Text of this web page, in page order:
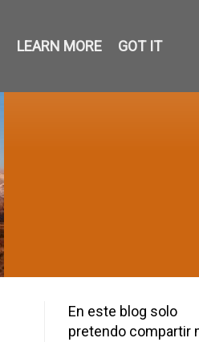
En este blog solo
pretendo compartir
LEARN MORE GOT IT